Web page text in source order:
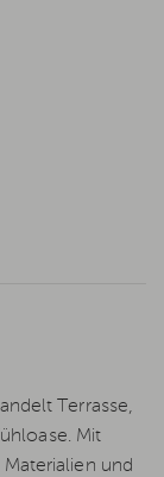
Terrasse,
Mit
und